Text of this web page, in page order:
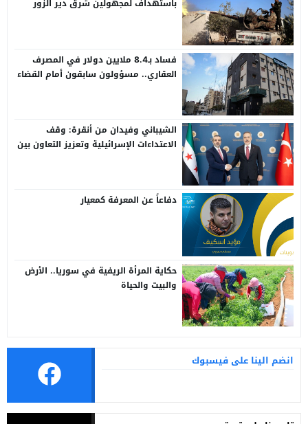
باستهداف لمجهولين شرق دير الزور
فساد بـ8.4 ملايين دولار في المصرف
العقاري.. مسؤولون سابقون أمام القضاء
الشيباني وفيدان من أنقرة: وقف
الاعتداءات الإسرائيلية وتعزيز التعاون بين
دفاعاً عن المعرفة كمعيار
حكاية المرأة الريفية في سوريا.. الأرض
والبيت والحياة
انضم الينا على فيسبوك